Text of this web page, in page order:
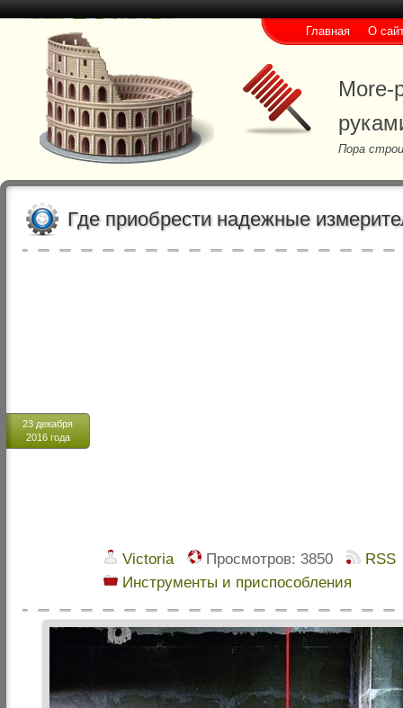
More-
Пора
Главная О
Где приобрести надежные
23 декабря
2016 года
Victoria Просмотров: 3850
RSS
Инструменты и приспособления